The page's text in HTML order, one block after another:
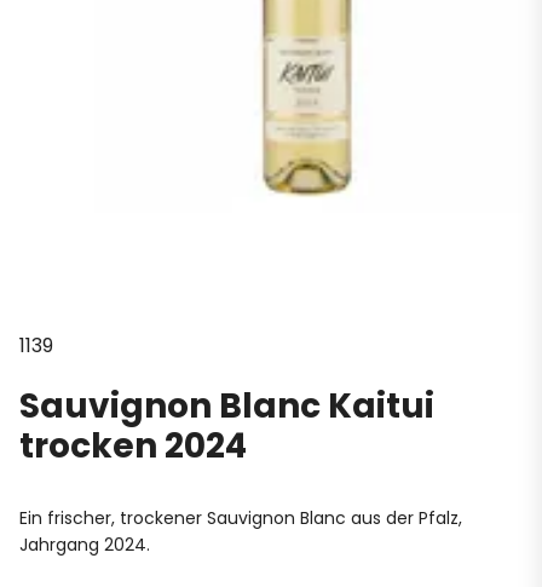
1139
Sauvignon Blanc Kaitui
trocken 2024
Ein frischer, trockener Sauvignon Blanc aus der Pfalz,
Jahrgang 2024.